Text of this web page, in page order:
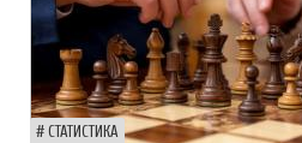
СТАТИСТИКА